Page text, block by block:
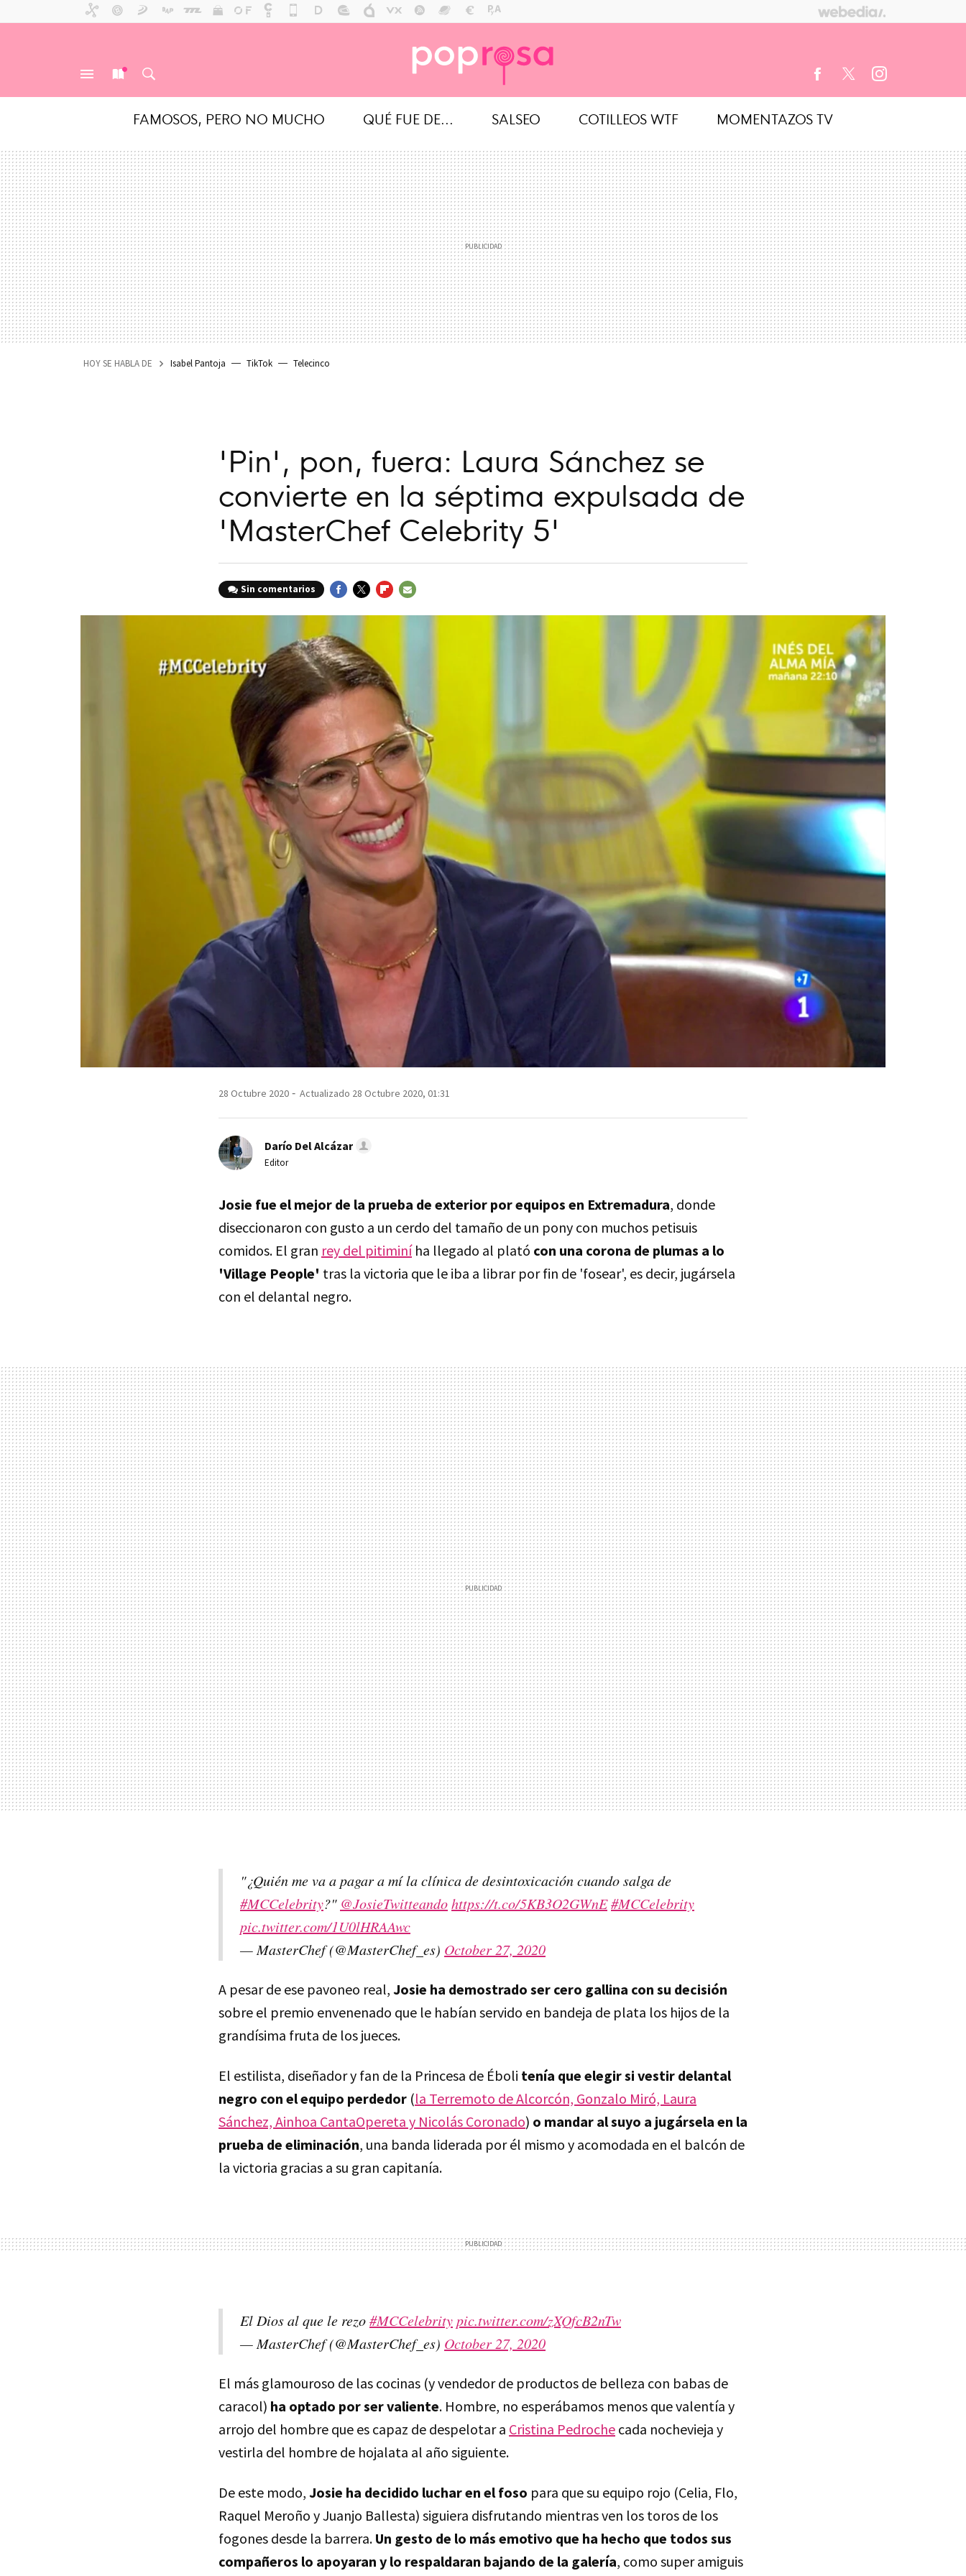
FAMOSOS, PERO NO MUCHO QUÉ FUE DE... SALSEO COTILLEOS WTF MOMENTAZOS TV
HOY SE HABLA DE Isabel Pantoja TikTok Telecinco
'Pin', pon, fuera: Laura Sánchez se
convierte en la séptima expulsada de
'MasterChef Celebrity 5'
Sin comentarios
28 Octubre 2020 Actualizado 28 Octubre 2020, 01:31
Darío Del Alcázar
Editor
Josie fue el mejor de la prueba de exterior por equipos en Extremadura, donde
diseccionaron con gusto a un cerdo del tamaño de un pony con muchos petisuis
comidos. El gran rey del pitiminíha llegado al plató con una corona de plumas a lo
'Village People' tras la victoria que le iba a librar por fin de 'fosear', es decir, jugársela
con el delantal negro.
"¿Quién me va a pagar a mí la clínica de desintoxicación cuando salga de
#MCCelebrity?" @JosieTwitteandohttps://t.co/5KB3O2GWnE#MCCelebrity
pic.twitter.com/1U0lHRAAwc
— MasterChef (@MasterChef_es) October 27, 2020
A pesar de ese pavoneo real, Josie ha demostrado ser cero gallina con su decisión
sobre el premio envenenado que le habían servido en bandeja de plata los hijos de la
grandísima fruta de los jueces.
El estilista, diseñador y fan de la Princesa de Éboli tenía que elegir si vestir delantal
negro con el equipo perdedor (la Terremoto de Alcorcón, Gonzalo Miró, Laura
Sánchez, Ainhoa CantaOpereta y Nicolás Coronado) o mandar al suyo a jugársela en la
prueba de eliminación, una banda liderada por él mismo y acomodada en el balcón de
la victoria gracias a su gran capitanía.
El Dios al que le rezo#MCCelebritypic.twitter.com/zXQfcB2nTw
— MasterChef (@MasterChef_es) October 27, 2020
El más glamouroso de las cocinas (y vendedor de productos de belleza con babas de
caracol) ha optado por ser valiente. Hombre, no esperábamos menos que valentía y
arrojo del hombre que es capaz de despelotar a Cristina Pedroche cada nochevieja y
vestirla del hombre de hojalata al año siguiente.
De este modo, Josie ha decidido luchar en el foso para que su equipo rojo (Celia, Flo,
Raquel Meroño y Juanjo Ballesta) siguiera disfrutando mientras ven los toros de los
fogones desde la barrera. Un gesto de lo más emotivo que ha hecho que todos sus
compañeros lo apoyaran y lo respaldaran bajando de la galería, como super amiguis